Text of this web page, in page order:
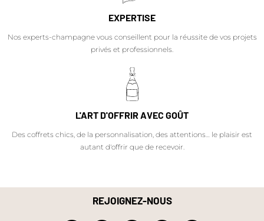
EXPERTISE
Nos experts-champagne vous conseillent pour la réussite de vos projets
privés et professionnels.
L'ART D'OFFRIR AVEC GOÛT
Des coffrets chics, de la personnalisation, des attentions… le plaisir est
autant d'offrir que de recevoir.
REJOIGNEZ-NOUS